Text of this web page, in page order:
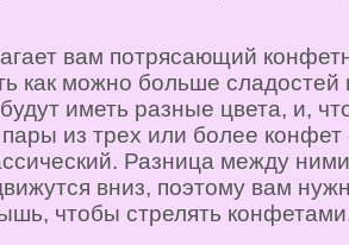
вам потрясающий
как можно больше
иметь разные цвета, и,
из трех или более конфет
Разница между
вниз, поэтому вам
чтобы стрелять